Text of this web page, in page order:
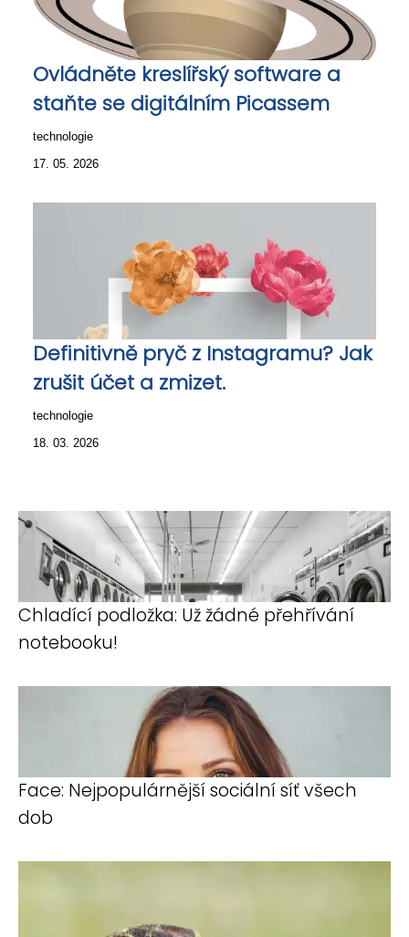
Ovládněte kreslířský software a
staňte se digitálním Picassem
technologie
17. 05. 2026
Definitivně pryč z Instagramu? Jak
zrušit účet a zmizet.
technologie
18. 03. 2026
Chladící podložka: Už žádné přehřívání
notebooku!
Face: Nejpopulárnější sociální síť všech
dob